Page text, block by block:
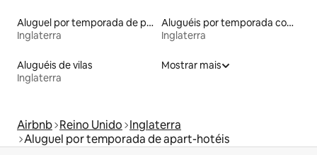
Aluguel por temporada de prédios religiosos
Inglaterra
Aluguéis por temporada com cama de altura acessível
Inglaterra
Aluguéis de vilas
Inglaterra
Mostrar mais
Airbnb Reino Unido Inglaterra
Aluguel por temporada de apart-hotéis